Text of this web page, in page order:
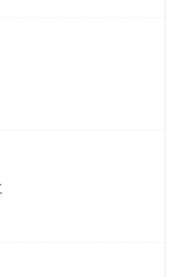
ガワ農機商会）